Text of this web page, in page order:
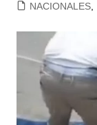
NACIONALES,